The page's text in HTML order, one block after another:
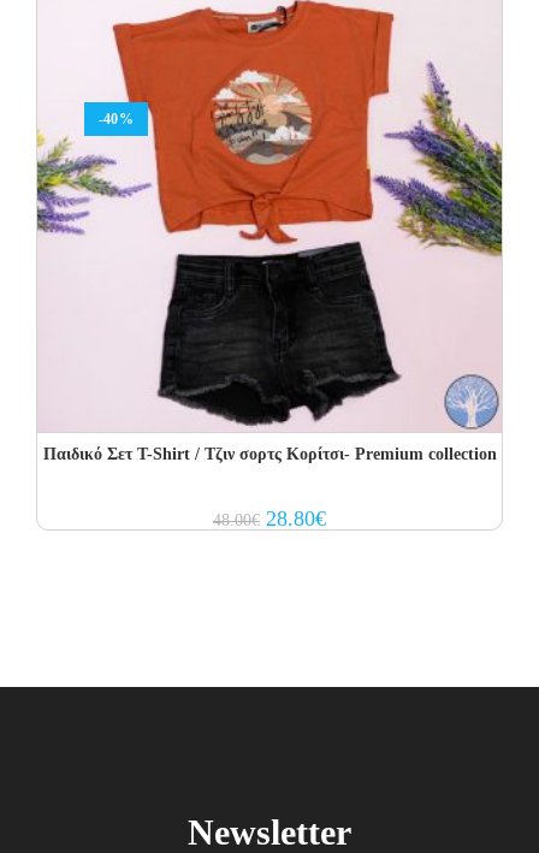
-40%
Παιδικό Σετ T-Shirt / Τζιν σορτς Κορίτσι- Premium collection
48.00€ Original
price
28.80€Current
price
Newsletter